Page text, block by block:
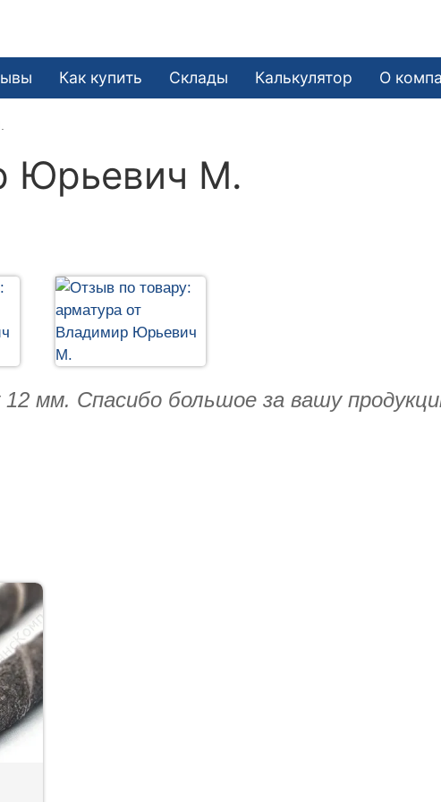
Как купить Склады Калькулятор О
Юрьевич М.
мм. Спасибо большое за вашу